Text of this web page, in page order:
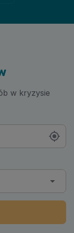
w kryzysie